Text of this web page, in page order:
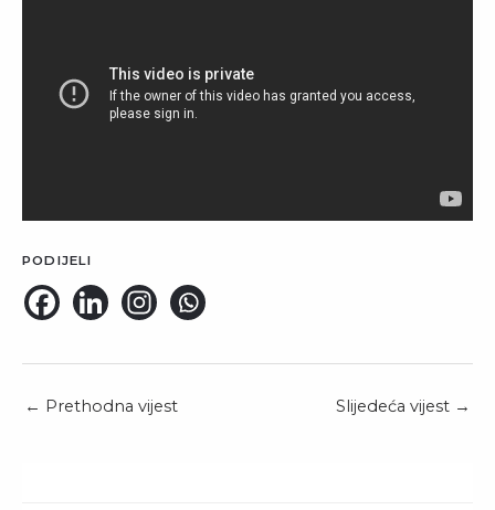
PODIJELI
← Prethodna vijest Slijedeća vijest →